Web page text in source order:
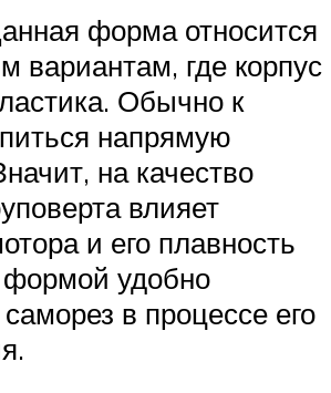
форма относится
вариантам, где корпус
Обычно к
напрямую
на качество
влияет
и его плавность
формой удобно
в процессе его